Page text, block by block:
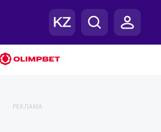
РЕКЛАМА